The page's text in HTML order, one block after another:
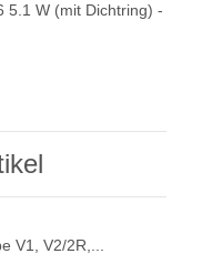
5.1 W (mit Dichtring) -